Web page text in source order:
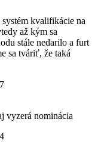
kvalifikácie na
až kým sa
stále nedarilo a furt
sa tváriť, že taká
vyzerá nominácia